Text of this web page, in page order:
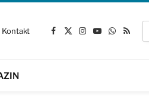
Kontakt
Facebook
X
Instagram
YouTube
WhatsApp
RSS